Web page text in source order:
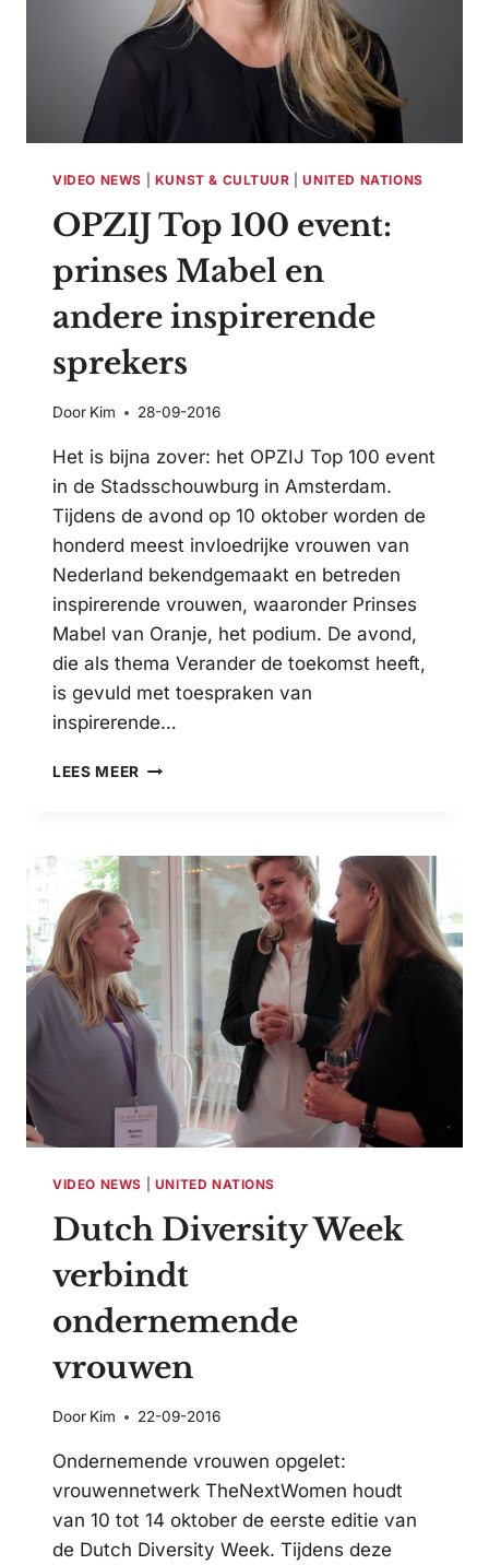
VIDEO NEWS KUNST & CULTUUR |UNITED NATIONS
OPZIJ Top 100 event:
prinses Mabel en
andere inspirerende
sprekers
Door Kim 28-09-2016
Het is bijna zover: het OPZIJ Top 100 event
in de Stadsschouwburg in Amsterdam.
Tijdens de avond op 10 oktober worden de
honderd meest invloedrijke vrouwen van
Nederland bekendgemaakt en betreden
inspirerende vrouwen, waaronder Prinses
Mabel van Oranje, het podium. De avond,
die als thema Verander de toekomst heeft,
is gevuld met toespraken van
inspirerende…
LEES MEER OPZIJ
PRINSES
MABEL
INSPIRERENDE
SPREKERS
VIDEO NEWS UNITED NATIONS
Dutch Diversity Week
verbindt
ondernemende
vrouwen
Door Kim 22-09-2016
Ondernemende vrouwen opgelet:
vrouwennetwerk TheNextWomen houdt
van 10 tot 14 oktober de eerste editie van
de Dutch Diversity Week. Tijdens deze